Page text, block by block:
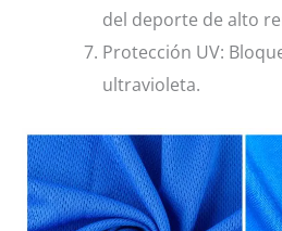
del deporte de alto
Protección UV:
ultravioleta.